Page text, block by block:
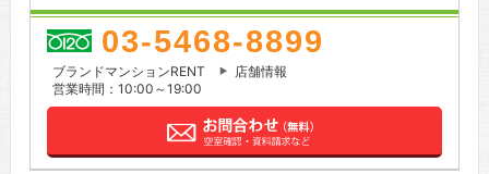
03-5468-8899
ブランドマンションRENT
店舗情報
営業時間：10:00～19:00